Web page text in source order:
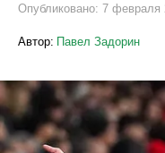
Опубликовано: 7 февраля
Автор: Павел Задорин